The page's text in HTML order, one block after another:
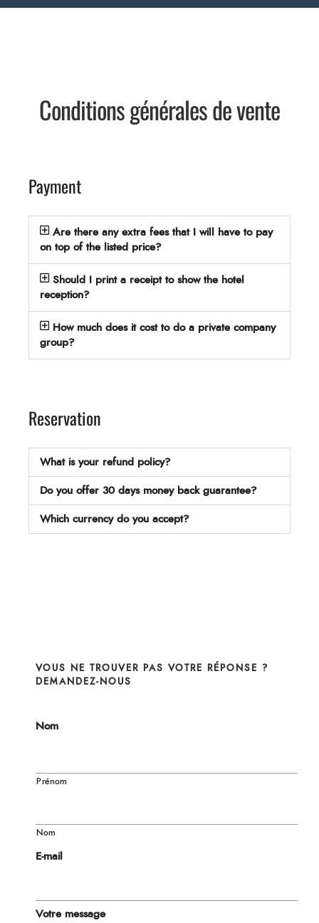
Conditions générales de vente
Payment
Are there any extra fees that I will have to pay
on top of the listed price?
Should I print a receipt to show the hotel
reception?
How much does it cost to do a private company
group?
Reservation
What is your refund policy?
Do you offer 30 days money back guarantee?
Which currency do you accept?
VOUS NE TROUVER PAS VOTRE RÉPONSE ?
DEMANDEZ-NOUS
Nom
Prénom
Nom
E-mail
Votre message